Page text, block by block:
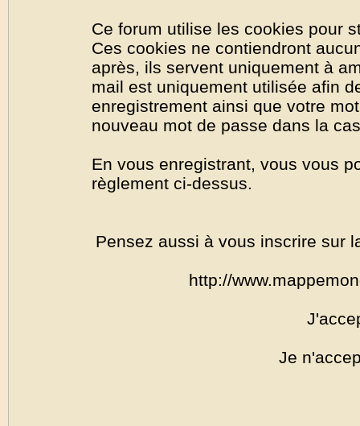
Ce forum utilise les cookies pour
Ces cookies ne contiendront
après, ils servent uniquement à
mail est uniquement utilisée afin
enregistrement ainsi que votre
nouveau mot de passe dans la
En vous enregistrant, vous vous
règlement ci-dessus.
Pensez aussi à vous inscrire sur
http://
Je